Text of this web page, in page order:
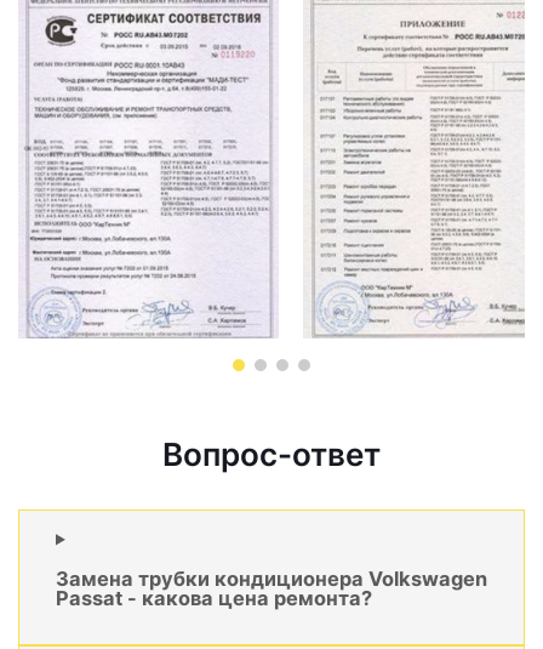
Вопрос-ответ
Замена трубки кондиционера Volkswagen
Passat - какова цена ремонта?